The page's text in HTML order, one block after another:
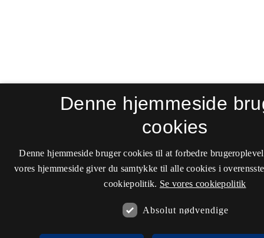
Denne hjemmeside
cookies
Denne hjemmeside bruger cookies til at forbedre
vores hjemmeside giver du samtykke til alle cookies i
cookiepolitik. Se vores cookiepolitik
Absolut nødvendige